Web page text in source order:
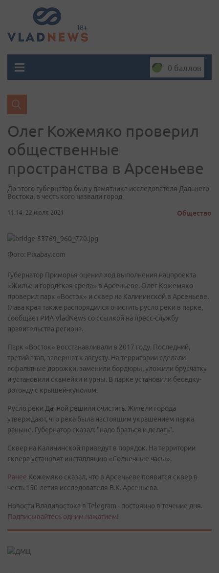
0 баллов
Олег Кожемяко проверил
общественные
пространства в Арсеньеве
До этого губернатор был у памятника исследователя Дальнего
Востока, в честь кого назвали город
11:14, 22 июля 2021 Общество
Фото: Pixabay.com
Губернатор Приморья оценил ход выполнения нацпроекта
«Жилье и городская среда» в Арсеньеве. Олег Кожемяко
проверил парк «Восток» и сквер на Калининской в Арсеньеве.
Глава края также распорядился очистить русло реки в парке,
сообщает РИА VladNews со ссылкой на пресс-службу
правительства региона.
Парк «Восток» восстанавливали в 2017 году. Последний,
третий этап, завершат к августу. На территории сделали
асфальтные дорожки, заменили бордюры, уложили брусчатку
и установили скамейки и урны. В парке установили беседку-
ротонду с крышей-куполом.
Русло реки Дачной решили очистить. Жители города
утверждают, что река была настоящим украшением парка
раньше. Губернатор сказал: "надо браться и делать".
Сквер на Калининской приведут в порядок. На территории
сквера установят инсталляцию «Солнечные часы».
Ранее Кожемяко сказал, что в Арсеньеве появится сквер в
честь 150-летия исследователя В.К. Арсеньева.
Новости Владивостока в Telegram - постоянно в течение дня.
Подписывайтесь одним нажатием!